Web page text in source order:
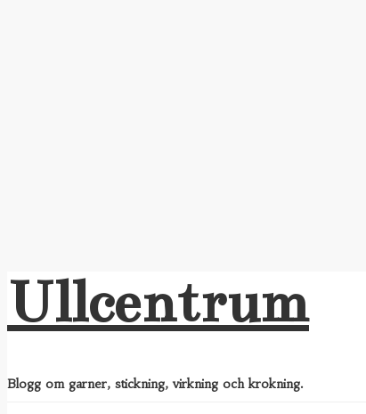
Ullcentrum
Blogg om garner, stickning, virkning och krokning.